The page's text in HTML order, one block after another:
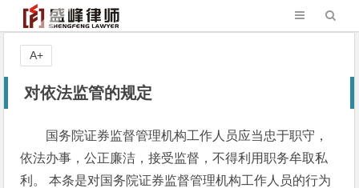
对依法监管的规定
国务院证券监督管理机构工作人员应当忠于职守，
依法办事，公正廉洁，接受监督，不得利用职务牟取私
利。 本条是对国务院证券监督管理机构工作人员的行为
A+